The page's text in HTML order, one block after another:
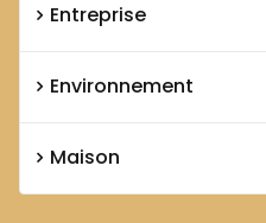
Entreprise
Environnement
Maison